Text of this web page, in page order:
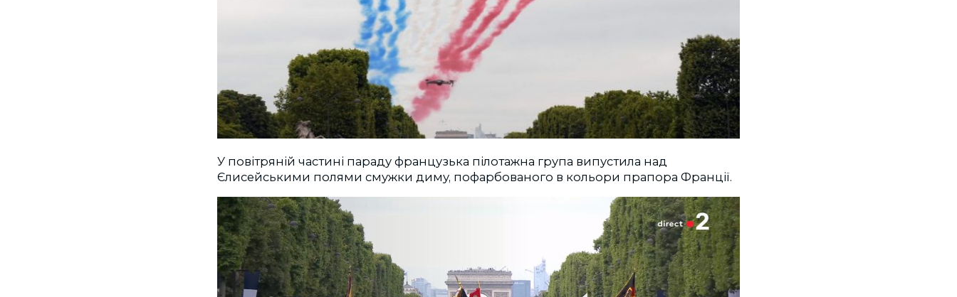
У повітряній частині параду французька пілотажна група випустила над
Єлисейськими полями смужки диму, пофарбованого в кольори прапора Франції.